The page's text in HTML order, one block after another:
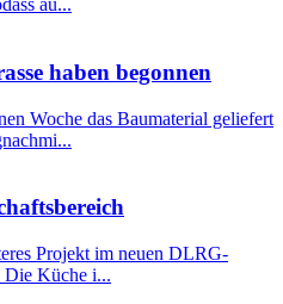
au...
haben begonnen
Woche das Baumaterial geliefert
Projekt im neuen DLRG-
Die Küche i...